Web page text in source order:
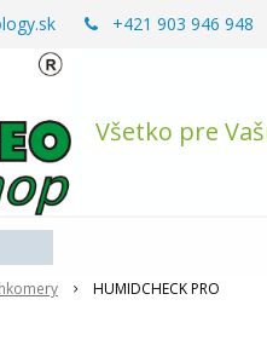
Všetko pre
+421 903 946 948
HUMIDCHECK PRO